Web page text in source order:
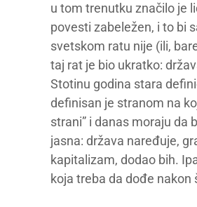
u tom trenutku značilo je
povesti zabeležen, i to bi
svetskom ratu nije (ili,
taj rat je bio ukratko:
Stotinu godina stara
definisan je stranom na
strani” i danas moraju da
jasna: država naređuje,
kapitalizam, dodao bih.
koja treba da dođe